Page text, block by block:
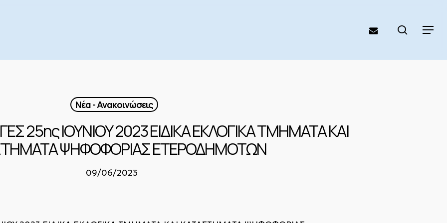
Menu
email search
Νέα - Ανακοινώσεις
25ης ΙΟΥΝΙΟΥ 2023 ΕΙΔΙΚΑ ΕΚΛΟΓΙΚΑ ΤΜΗΜΑΤΑ ΚΑΙ
ΨΗΦΟΦΟΡΙΑΣ ΕΤΕΡΟΔΗΜΟΤΩΝ
09/06/2023